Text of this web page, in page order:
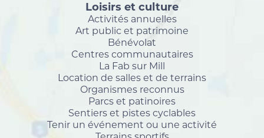
Loisirs et culture
Activités annuelles
Art public et patrimoine
Bénévolat
Centres communautaires
La Fab sur Mill
Location de salles et de terrains
Organismes reconnus
Parcs et patinoires
Sentiers et pistes cyclables
Tenir un événement ou une activité